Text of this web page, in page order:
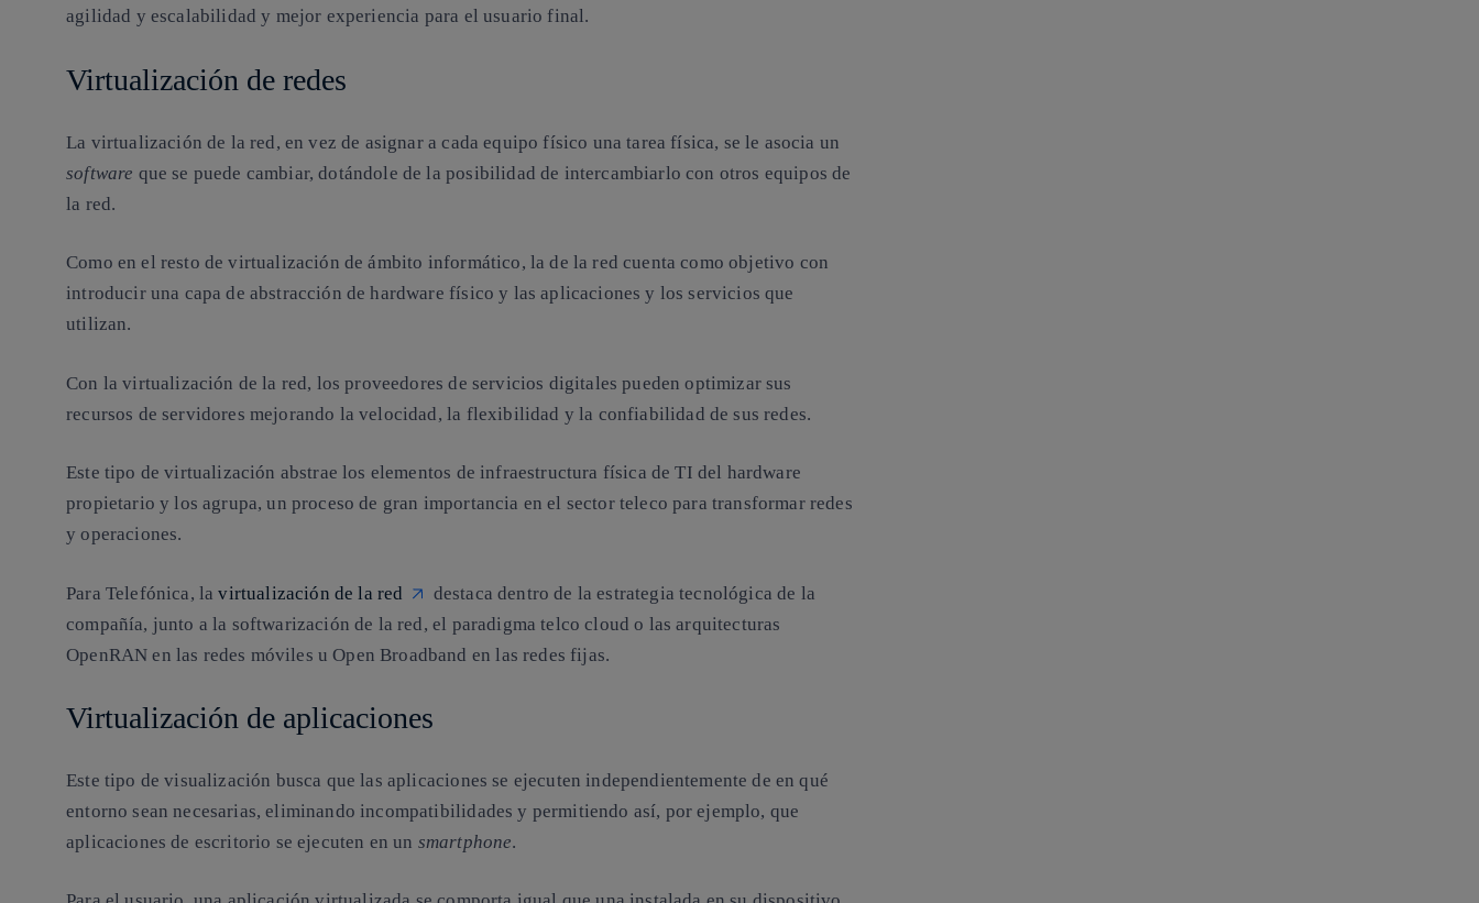
agilidad y escalabilidad y mejor experiencia para el usuario final.
Virtualización de redes
La virtualización de la red, en vez de asignar a cada equipo físico una tarea física, se le asocia un
software que se puede cambiar, dotándole de la posibilidad de intercambiarlo con otros equipos de
la red.
Como en el resto de virtualización de ámbito informático, la de la red cuenta como objetivo con
introducir una capa de abstracción de hardware físico y las aplicaciones y los servicios que
utilizan.
Con la virtualización de la red, los proveedores de servicios digitales pueden optimizar sus
recursos de servidores mejorando la velocidad, la flexibilidad y la confiabilidad de sus redes.
Este tipo de virtualización abstrae los elementos de infraestructura física de TI del hardware
propietario y los agrupa, un proceso de gran importancia en el sector teleco para transformar redes
y operaciones.
Para Telefónica, lavirtualización de la red
destaca dentro de la estrategia tecnológica de la
compañía, junto a la softwarización de la red, el paradigma telco cloud o las arquitecturas
OpenRAN en las redes móviles u Open Broadband en las redes fijas.
Virtualización de aplicaciones
Este tipo de visualización busca que las aplicaciones se ejecuten independientemente de en qué
entorno sean necesarias, eliminando incompatibilidades y permitiendo así, por ejemplo, que
aplicaciones de escritorio se ejecuten en un smartphone.